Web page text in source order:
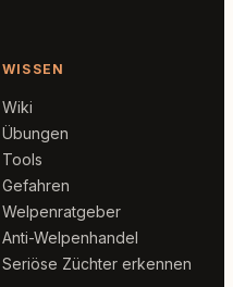
WISSEN
Wiki
Übungen
Tools
Gefahren
Welpenratgeber
Anti-Welpenhandel
Seriöse Züchter erkennen